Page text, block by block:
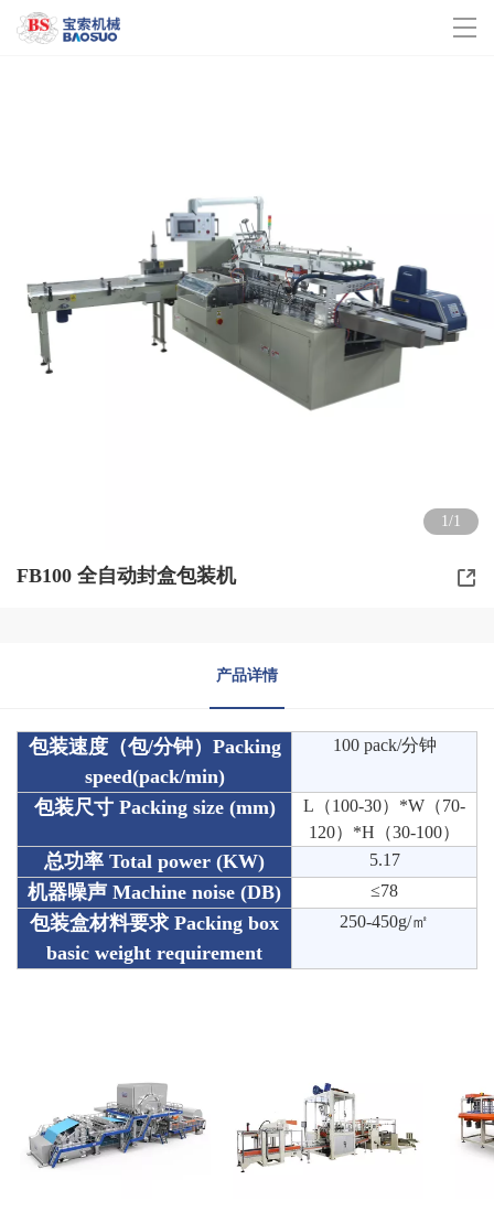
联系我们
1/1
FB100 全自动封盒包装机
产品详情
包装速度（包/分钟）Packing
speed(pack/min)
100 pack/分钟
包装尺寸 Packing size (mm)
L（100-30）*W（70-
120）*H（30-100）
总功率 Total power (KW) 5.17
机器噪声 Machine noise (DB) ≤78
包装盒材料要求 Packing box
basic weight requirement
250-450g/㎡